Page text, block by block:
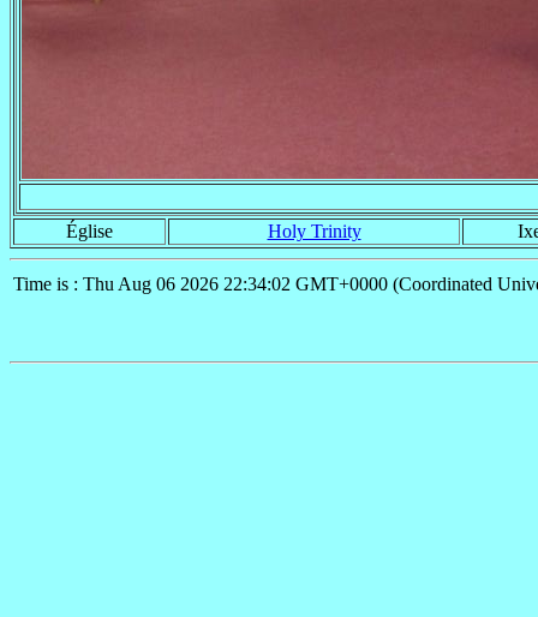
Église Holy Trinity
Time is : Thu Aug 06 2026 22:34:02 GMT+0000 (Coordinated